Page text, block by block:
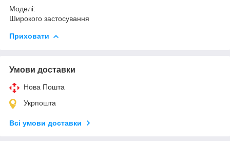
Моделі:
Широкого застосування
Приховати
Умови доставки
Нова Пошта
Укрпошта
Всі умови доставки